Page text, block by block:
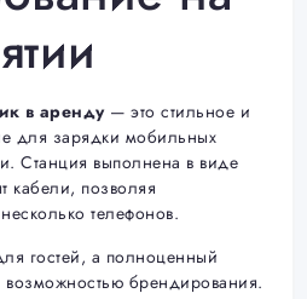
в аренду— это стильное и
для зарядки мобильных
Станция выполнена в виде
кабели, позволяя
телефонов.
гостей, а полноценный
возможностью брендирования.